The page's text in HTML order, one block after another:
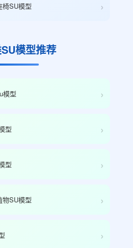
椅SU模型 ›
模型推荐
模型 ›
型 ›
型 ›
物SU模型 ›
›